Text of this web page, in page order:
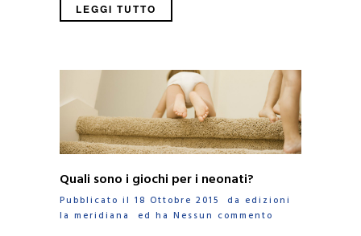
LEGGI TUTTO
Quali sono i giochi per i neonati?
Pubblicato il 18 Ottobre 2015 da edizioni
la meridiana
ed ha Nessun commento